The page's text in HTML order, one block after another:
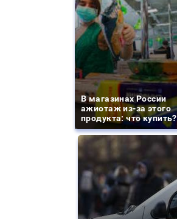
В магазинах России
ажиотаж из-за этого
продукта: что купить?